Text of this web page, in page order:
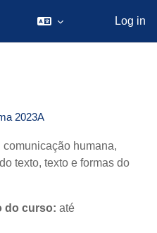
Log in
2023A
comunicação humana,
texto, texto e formas do
do curso: até